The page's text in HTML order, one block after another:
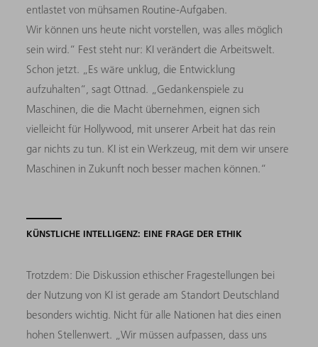
entlastet von mühsamen Routine-Aufgaben.
Wir können uns heute nicht vorstellen, was alles möglich
sein wird.“ Fest steht nur: KI verändert die Arbeitswelt.
Schon jetzt. „Es wäre unklug, die Entwicklung
aufzuhalten“, sagt Ottnad. „Gedankenspiele zu
Maschinen, die die Macht übernehmen, eignen sich
vielleicht für Hollywood, mit unserer Arbeit hat das rein
gar nichts zu tun. KI ist ein Werkzeug, mit dem wir unsere
Maschinen in Zukunft noch besser machen können.“
KÜNSTLICHE INTELLIGENZ: EINE FRAGE DER ETHIK
Trotzdem: Die Diskussion ethischer Fragestellungen bei
der Nutzung von KI ist gerade am Standort Deutschland
besonders wichtig. Nicht für alle Nationen hat dies einen
hohen Stellenwert. „Wir müssen aufpassen, dass uns